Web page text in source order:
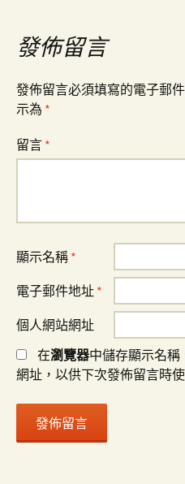
覽發佈留言
發佈留言必須填寫的電子郵
示為 *
留言 *
顯示名稱 *
電子郵件地址 *
個人網站網址
在瀏覽器中儲存顯示名
網址，以供下次發佈留言時使